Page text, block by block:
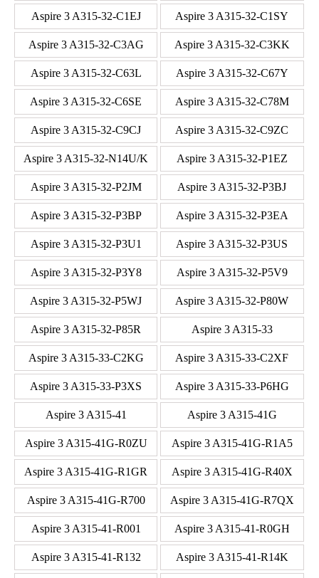
Aspire 3 A315-32-C1EJ Aspire 3 A315-32-C1SY
Aspire 3 A315-32-C3AG Aspire 3 A315-32-C3KK
Aspire 3 A315-32-C63L Aspire 3 A315-32-C67Y
Aspire 3 A315-32-C6SE Aspire 3 A315-32-C78M
Aspire 3 A315-32-C9CJ Aspire 3 A315-32-C9ZC
Aspire 3 A315-32-N14U/K Aspire 3 A315-32-P1EZ
Aspire 3 A315-32-P2JM Aspire 3 A315-32-P3BJ
Aspire 3 A315-32-P3BP Aspire 3 A315-32-P3EA
Aspire 3 A315-32-P3U1 Aspire 3 A315-32-P3US
Aspire 3 A315-32-P3Y8 Aspire 3 A315-32-P5V9
Aspire 3 A315-32-P5WJ Aspire 3 A315-32-P80W
Aspire 3 A315-32-P85R Aspire 3 A315-33
Aspire 3 A315-33-C2KG Aspire 3 A315-33-C2XF
Aspire 3 A315-33-P3XS Aspire 3 A315-33-P6HG
Aspire 3 A315-41 Aspire 3 A315-41G
Aspire 3 A315-41G-R0ZU Aspire 3 A315-41G-R1A5
Aspire 3 A315-41G-R1GR Aspire 3 A315-41G-R40X
Aspire 3 A315-41G-R700 Aspire 3 A315-41G-R7QX
Aspire 3 A315-41-R001 Aspire 3 A315-41-R0GH
Aspire 3 A315-41-R132 Aspire 3 A315-41-R14K